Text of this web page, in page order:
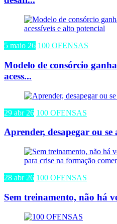
5 maio 26 100 OFENSAS
Modelo de consórcio
acess...
29 abr 26 100 OFENSAS
Aprender, desapegar ou se
28 abr 26 100 OFENSAS
Sem treinamento, não há